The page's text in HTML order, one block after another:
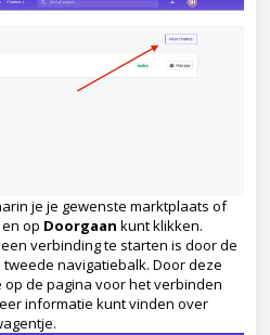
je je gewenste marktplaats of
op Doorgaan kunt klikken.
verbinding te starten is door de
navigatiebalk. Door deze
op de pagina voor het verbinden
informatie kunt vinden over